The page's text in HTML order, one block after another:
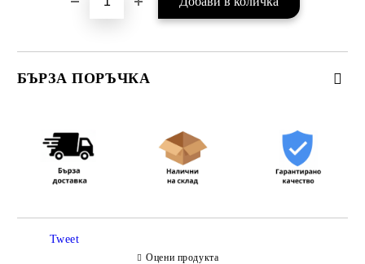
БЪРЗА ПОРЪЧКА
Tweet
Оцени продукта